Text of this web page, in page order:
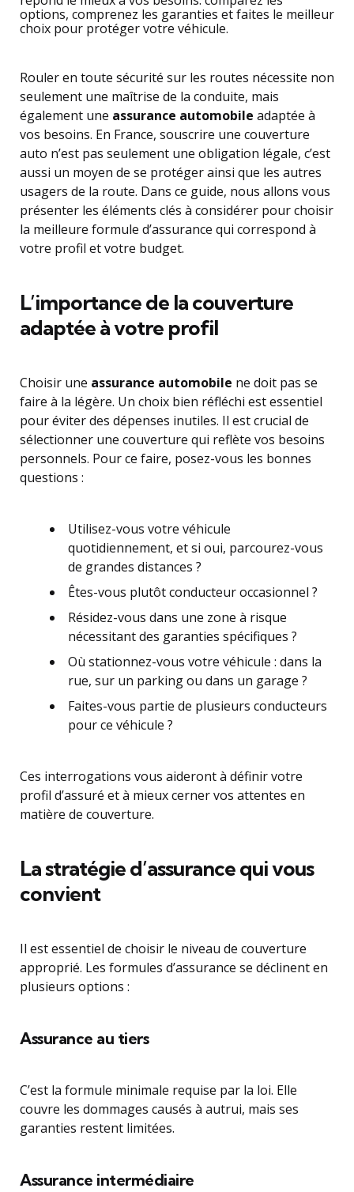
Rouler en toute sécurité sur les routes nécessite non
seulement une maîtrise de la conduite, mais
également une assurance automobile adaptée à
vos besoins. En France, souscrire une couverture
auto n’est pas seulement une obligation légale, c’est
aussi un moyen de se protéger ainsi que les autres
usagers de la route. Dans ce guide, nous allons vous
présenter les éléments clés à considérer pour choisir
la meilleure formule d’assurance qui correspond à
votre profil et votre budget.
L’importance de la couverture
adaptée à votre profil
Choisir une assurance automobile ne doit pas se
faire à la légère. Un choix bien réfléchi est essentiel
pour éviter des dépenses inutiles. Il est crucial de
sélectionner une couverture qui reflète vos besoins
personnels. Pour ce faire, posez-vous les bonnes
questions :
Utilisez-vous votre véhicule
quotidiennement, et si oui, parcourez-vous
de grandes distances ?
Êtes-vous plutôt conducteur occasionnel ?
Résidez-vous dans une zone à risque
nécessitant des garanties spécifiques ?
Où stationnez-vous votre véhicule : dans la
rue, sur un parking ou dans un garage ?
Faites-vous partie de plusieurs conducteurs
pour ce véhicule ?
Ces interrogations vous aideront à définir votre
profil d’assuré et à mieux cerner vos attentes en
matière de couverture.
La stratégie d’assurance qui vous
convient
Il est essentiel de choisir le niveau de couverture
approprié. Les formules d’assurance se déclinent en
plusieurs options :
Assurance au tiers
C’est la formule minimale requise par la loi. Elle
couvre les dommages causés à autrui, mais ses
garanties restent limitées.
Assurance intermédiaire